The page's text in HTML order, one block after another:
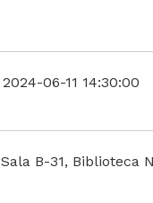
2024-06-11 14:30:00
Sala B-31, Biblioteca